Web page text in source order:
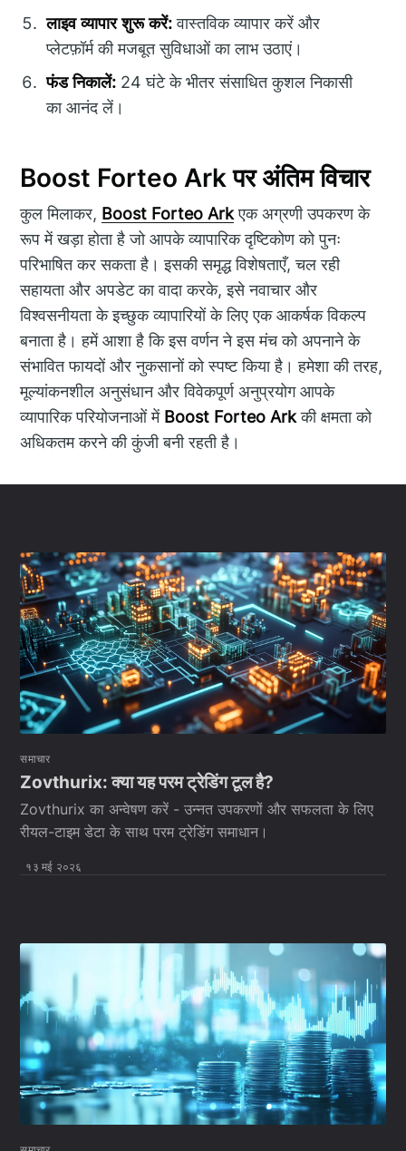
लाइव व्यापार शुरू करें:वास्तविक व्यापार करें और
प्लेटफ़ॉर्म की मजबूत सुविधाओं का लाभ उठाएं।
फंड निकालें: 24 घंटे के भीतर संसाधित कुशल निकासी
का आनंद लें।
Boost Forteo Ark पर अंतिम विचार
कुल मिलाकर, Boost Forteo Arkएक अग्रणी उपकरण के
रूप में खड़ा होता है जो आपके व्यापारिक दृष्टिकोण को पुनः
परिभाषित कर सकता है। इसकी समृद्ध विशेषताएँ, चल रही
सहायता और अपडेट का वादा करके, इसे नवाचार और
विश्वसनीयता के इच्छुक व्यापारियों के लिए एक आकर्षक विकल्प
बनाता है। हमें आशा है कि इस वर्णन ने इस मंच को अपनाने के
संभावित फायदों और नुकसानों को स्पष्ट किया है। हमेशा की तरह,
मूल्यांकनशील अनुसंधान और विवेकपूर्ण अनुप्रयोग आपके
व्यापारिक परियोजनाओं में Boost Forteo Arkकी क्षमता को
अधिकतम करने की कुंजी बनी रहती है।
समाचार
Zovthurix: क्या यह परम ट्रेडिंग टूल है?
Zovthurix का अन्वेषण करें - उन्नत उपकरणों और सफलता के लिए
रीयल-टाइम डेटा के साथ परम ट्रेडिंग समाधान।
१३ मई २०२६